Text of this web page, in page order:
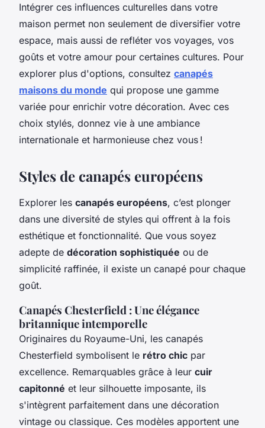
Intégrer ces influences culturelles dans votre
maison permet non seulement de diversifier votre
espace, mais aussi de refléter vos voyages, vos
goûts et votre amour pour certaines cultures. Pour
explorer plus d'options, consultez canapés
maisons du monde qui propose une gamme
variée pour enrichir votre décoration. Avec ces
choix stylés, donnez vie à une ambiance
internationale et harmonieuse chez vous !
Styles de canapés européens
Explorer les canapés européens, c’est plonger
dans une diversité de styles qui offrent à la fois
esthétique et fonctionnalité. Que vous soyez
adepte de décoration sophistiquée ou de
simplicité raffinée, il existe un canapé pour chaque
goût.
Canapés Chesterfield : Une élégance
britannique intemporelle
Originaires du Royaume-Uni, les canapés
Chesterfield symbolisent le rétro chic par
excellence. Remarquables grâce à leur cuir
capitonné et leur silhouette imposante, ils
s'intègrent parfaitement dans une décoration
vintage ou classique. Ces modèles apportent une